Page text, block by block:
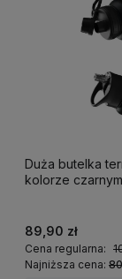
Duża butelka
kolorze
89,90 zł
Cena regularna:
Najniższa cena: